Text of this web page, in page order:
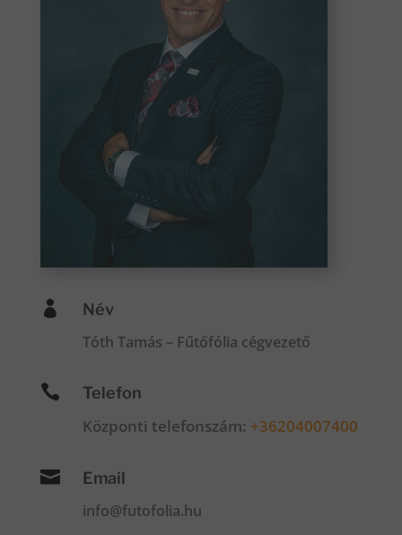
 Név
Tóth Tamás – Fűtőfólia cégvezető
 Telefon
Központi telefonszám: +36204007400
 Email
info@futofolia.hu